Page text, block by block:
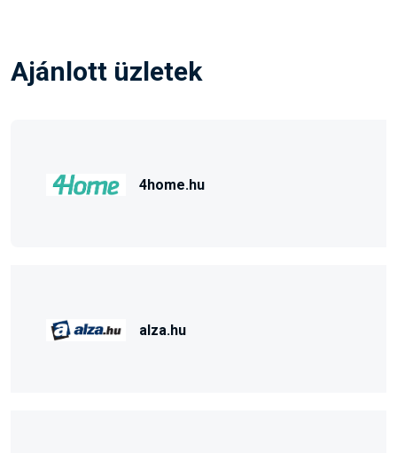
Ajánlott üzletek
4home.hu
alza.hu